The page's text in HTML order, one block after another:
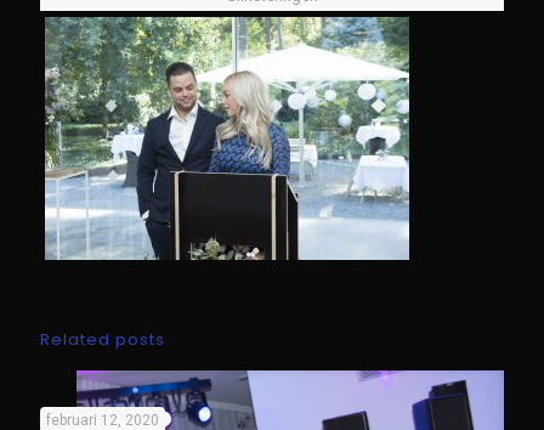
Related posts
februari 12, 2020